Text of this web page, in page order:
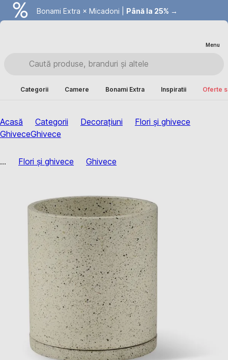
Bonami Extra × Micadoni | Până la 25% →
Summer Sale | Economisești până la 40% →
Menu
Categorii Camere Bonami Extra Inspiratii Oferte
Acasă Categorii Decorațiuni
Flori și ghivece
GhiveceGhivece
... Flori și ghivece Ghivece